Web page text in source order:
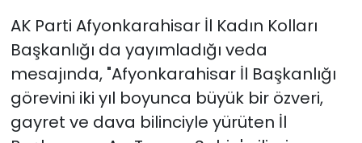
AK Parti Afyonkarahisar İl Kadın Kolları
Başkanlığı da yayımladığı veda
mesajında, "Afyonkarahisar İl Başkanlığı
görevini iki yıl boyunca büyük bir özveri,
gayret ve dava bilinciyle yürüten İl